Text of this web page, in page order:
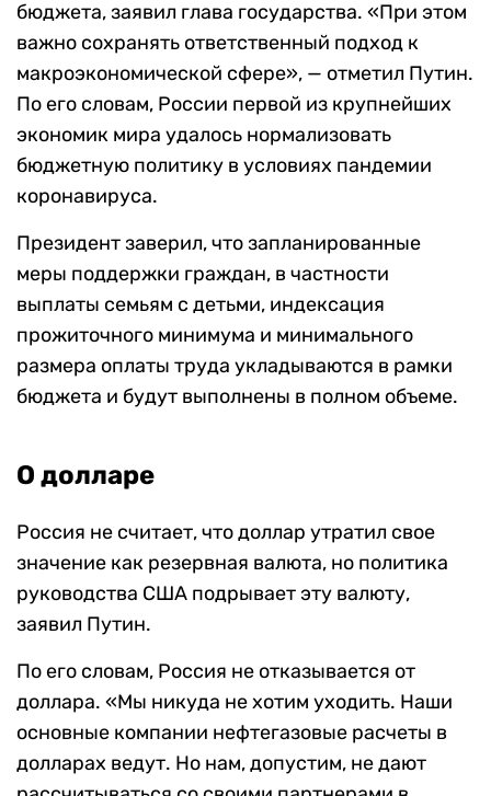
бюджета, заявил глава государства. «При этом
важно сохранять ответственный подход к
макроэкономической сфере», — отметил Путин.
По его словам, России первой из крупнейших
экономик мира удалось нормализовать
бюджетную политику в условиях пандемии
коронавируса.
Президент заверил, что запланированные
меры поддержки граждан, в частности
выплаты семьям с детьми, индексация
прожиточного минимума и минимального
размера оплаты труда укладываются в рамки
бюджета и будут выполнены в полном объеме.
О долларе
Россия не считает, что доллар утратил свое
значение как резервная валюта, но политика
руководства США подрывает эту валюту,
заявил Путин.
По его словам, Россия не отказывается от
доллара. «Мы никуда не хотим уходить. Наши
основные компании нефтегазовые расчеты в
долларах ведут. Но нам, допустим, не дают